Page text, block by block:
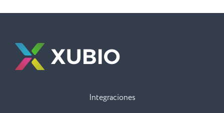
Integraciones